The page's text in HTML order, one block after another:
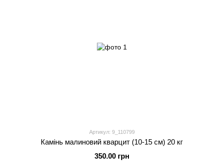
Артикул: 9_110799
Камінь малиновий кварцит (10-15 см) 20 кг
350.00 грн